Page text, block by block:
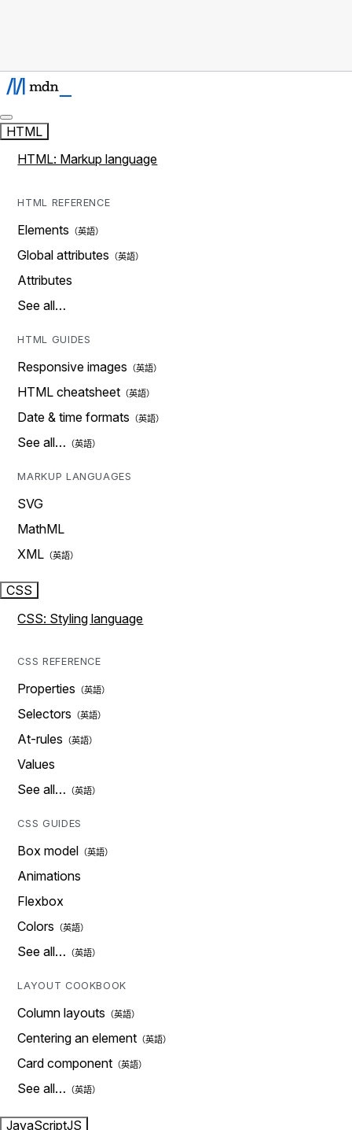
HTML
HTML: Markup language
HTML REFERENCE
Elements
Global attributes
Attributes
See all…
HTML GUIDES
Responsive images
HTML cheatsheet
Date & time formats
See all…
MARKUP LANGUAGES
SVG
MathML
XML
CSS
CSS: Styling language
CSS REFERENCE
Properties
Selectors
At-rules
Values
See all…
CSS GUIDES
Box model
Animations
Flexbox
Colors
See all…
LAYOUT COOKBOOK
Column layouts
Centering an element
Card component
See all…
JavaScriptJS